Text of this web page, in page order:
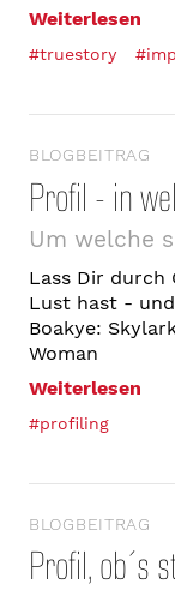
Weiterlesen
#truestory
BLOGBEITRAG
Profil - in
Um welche
Lass Dir durch
Lust hast -
Boakye:
Woman
Weiterlesen
#profiling
BLOGBEITRAG
Profil, ob´s